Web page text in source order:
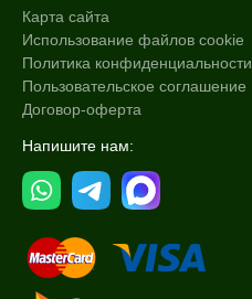
Карта сайта
Использование файлов cookie
Политика конфиденциальности
Пользовательское соглашение
Договор-оферта
Напишите нам: